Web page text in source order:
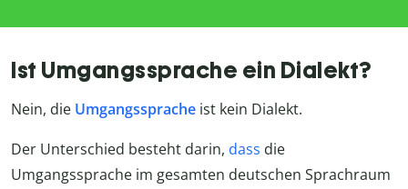
Ist Umgangssprache ein Dialekt?
Nein, die Umgangssprache ist kein Dialekt.
Der Unterschied besteht darin, dass die
Umgangssprache im gesamten deutschen Sprachraum